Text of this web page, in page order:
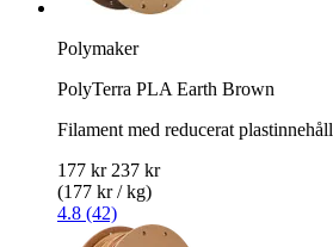
Polymaker
PolyTerra PLA Earth Brown
Filament med reducerat plastinnehåll
177 kr 237 kr
(177 kr / kg)
4.8 (42)